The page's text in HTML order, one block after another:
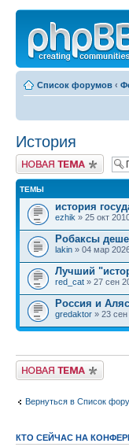
Список форумов ‹
История
Новая тема
ТЕМЫ
история
ezhik » 25 окт
Робаксы
lakin » 04 мар
Лучший
red_cat » 27 сен
Россия и
gredaktor » 23
Новая тема
Вернуться в Список
КТО СЕЙЧАС НА